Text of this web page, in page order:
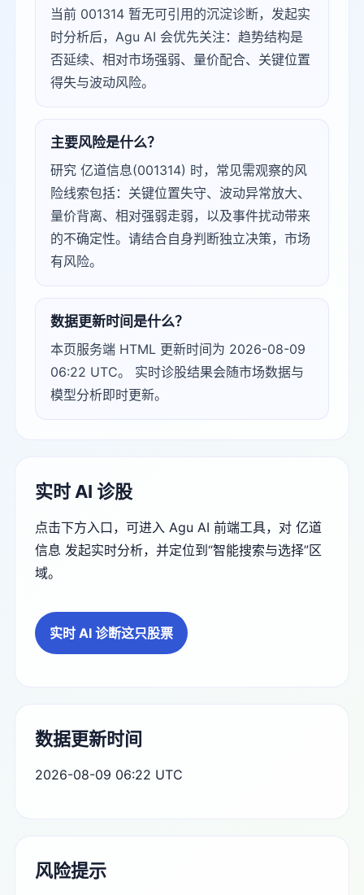
当前 001314 暂无可引用的沉淀诊断，发起实
时分析后，Agu AI 会优先关注：趋势结构是
否延续、相对市场强弱、量价配合、关键位置
得失与波动风险。
主要风险是什么？
研究 亿道信息(001314) 时，常见需观察的风
险线索包括：关键位置失守、波动异常放大、
量价背离、相对强弱走弱，以及事件扰动带来
的不确定性。请结合自身判断独立决策，市场
有风险。
数据更新时间是什么？
本页服务端 HTML 更新时间为 2026-08-09
06:22 UTC。 实时诊股结果会随市场数据与
模型分析即时更新。
实时 AI 诊股
点击下方入口，可进入 Agu AI 前端工具，对 亿道
信息 发起实时分析，并定位到“智能搜索与选择”区
域。
实时 AI 诊断这只股票
数据更新时间
2026-08-09 06:22 UTC
风险提示